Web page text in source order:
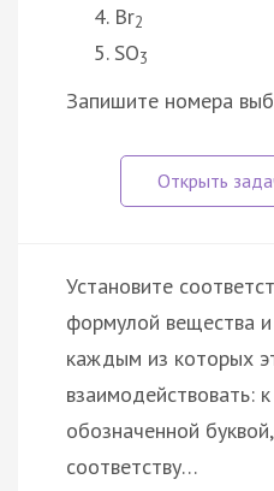
Br2
SO3
Запишите номера
Установите
формулой вещества и
каждым из которых
взаимодействовать:
обозначенной
соответству…